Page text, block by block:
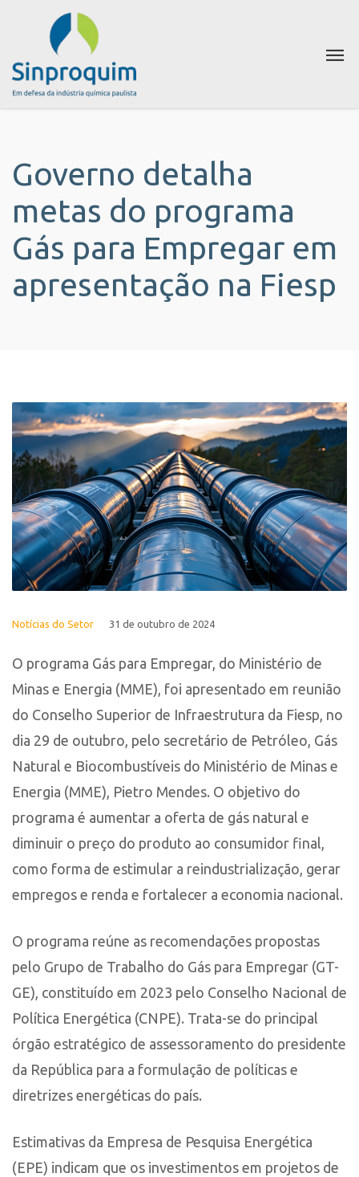
Governo detalha
metas do programa
Gás para Empregar em
apresentação na Fiesp
Notícias do Setor 31 de outubro de 2024
O programa Gás para Empregar, do Ministério de
Minas e Energia (MME), foi apresentado em reunião
do Conselho Superior de Infraestrutura da Fiesp, no
dia 29 de outubro, pelo secretário de Petróleo, Gás
Natural e Biocombustíveis do Ministério de Minas e
Energia (MME), Pietro Mendes. O objetivo do
programa é aumentar a oferta de gás natural e
diminuir o preço do produto ao consumidor final,
como forma de estimular a reindustrialização, gerar
empregos e renda e fortalecer a economia nacional.
O programa reúne as recomendações propostas
pelo Grupo de Trabalho do Gás para Empregar (GT-
GE), constituído em 2023 pelo Conselho Nacional de
Política Energética (CNPE). Trata-se do principal
órgão estratégico de assessoramento do presidente
da República para a formulação de políticas e
diretrizes energéticas do país.
Estimativas da Empresa de Pesquisa Energética
(EPE) indicam que os investimentos em projetos de